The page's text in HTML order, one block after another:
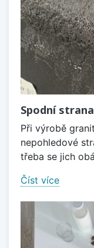
Spodní
Při výrobě
nepohledové
třeba se jich
Číst více